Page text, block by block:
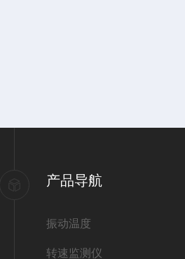
产品导航
振动温度
转速监测仪